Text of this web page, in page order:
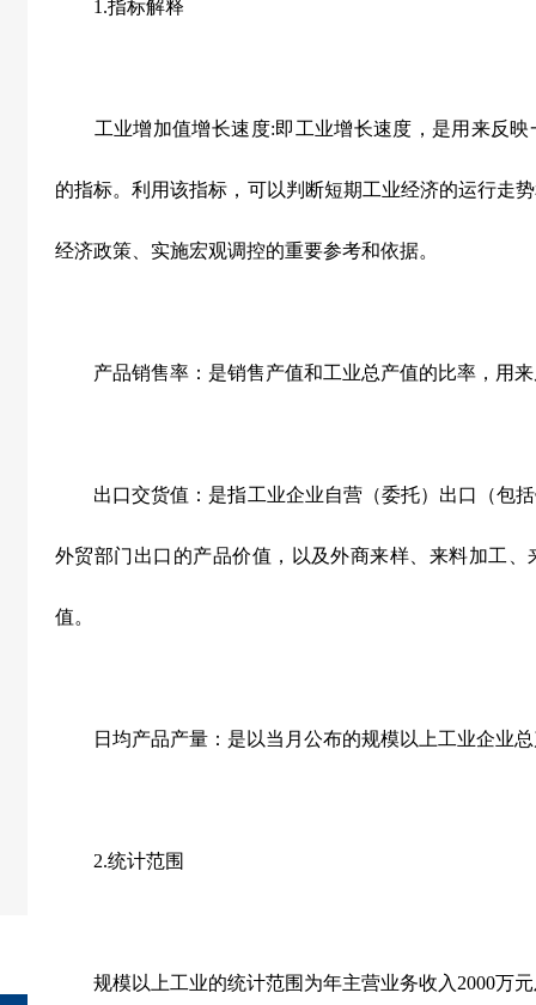
1.指标解释
工业增加值增长速度:即工业增长速度，是用来反映
的指标。利用该指标，可以判断短期工业经济的运行走
经济政策、实施宏观调控的重要参考和依据。
产品销售率：是销售产值和工业总产值的比率，用来
出口交货值：是指工业企业自营（委托）出口（包括
外贸部门出口的产品价值，以及外商来样、来料加工
值。
日均产品产量：是以当月公布的规模以上工业企业总
2.统计范围
规模以上工业的统计范围为年主营业务收入2000万